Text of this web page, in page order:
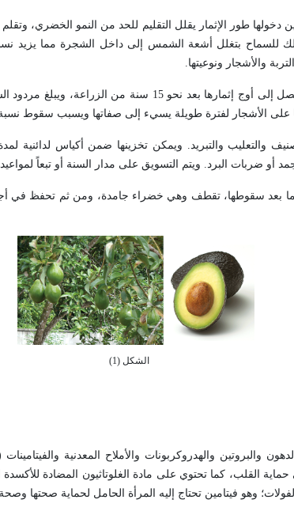
دخولها طور الإثمار يقلل التقليم للحد من النمو الخضري، وتقلم
للسماح بتغلل أشعة الشمس إلى داخل الشجرة مما يزيد
والأشجار ونوعيتها.
على الأشجار لفترة طويلة يسيء إلى صفاتها ويسبب سقوط نسبة
أو ضربات البرد. ويتم التسويق على مدار السنة أو تبعاً لمواعيد
الشكل (1)
حماية القلب، كما تحتوي على مادة الغلوتاثيون المضادة
وهو فيتامين تحتاج إليه المرأة الحامل لحماية صحتها